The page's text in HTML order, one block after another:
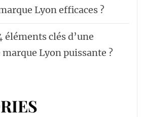
Lyon efficaces ?
éléments clés d’une
Lyon puissante ?